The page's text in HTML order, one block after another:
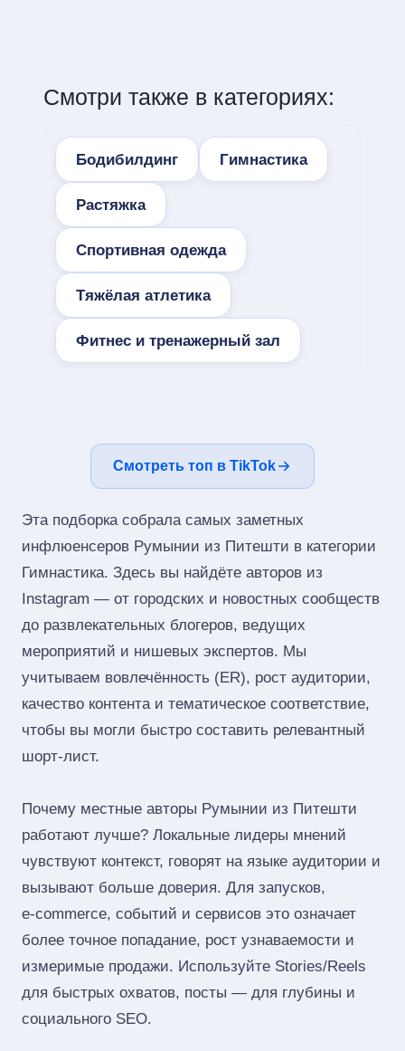
Смотри также в категориях:
Бодибилдинг Гимнастика
Растяжка
Спортивная одежда
Тяжёлая атлетика
Фитнес и тренажерный зал
Смотреть топ в TikTok
Эта подборка собрала самых заметных
инфлюенсеров Румынии из Питешти в категории
Гимнастика. Здесь вы найдёте авторов из
Instagram — от городских и новостных сообществ
до развлекательных блогеров, ведущих
мероприятий и нишевых экспертов. Мы
учитываем вовлечённость (ER), рост аудитории,
качество контента и тематическое соответствие,
чтобы вы могли быстро составить релевантный
шорт‑лист.
Почему местные авторы Румынии из Питешти
работают лучше? Локальные лидеры мнений
чувствуют контекст, говорят на языке аудитории и
вызывают больше доверия. Для запусков,
e‑commerce, событий и сервисов это означает
более точное попадание, рост узнаваемости и
измеримые продажи. Используйте Stories/Reels
для быстрых охватов, посты — для глубины и
социального SEO.